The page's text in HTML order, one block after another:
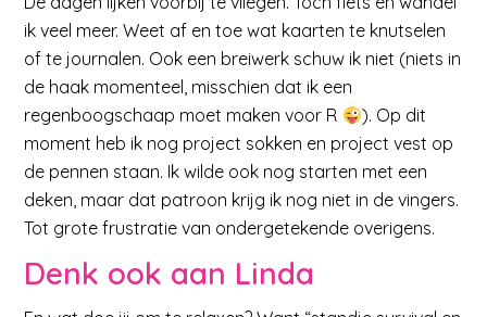
ik veel meer. Weet af en toe wat kaarten te knutselen
of te journalen. Ook een breiwerk schuw ik niet (niets in
de haak momenteel, misschien dat ik een
regenboogschaap moet maken voor R
). Op dit
moment heb ik nog project sokken en project vest op
de pennen staan. Ik wilde ook nog starten met een
deken, maar dat patroon krijg ik nog niet in de vingers.
Tot grote frustratie van ondergetekende overigens.
Denk ook aan Linda